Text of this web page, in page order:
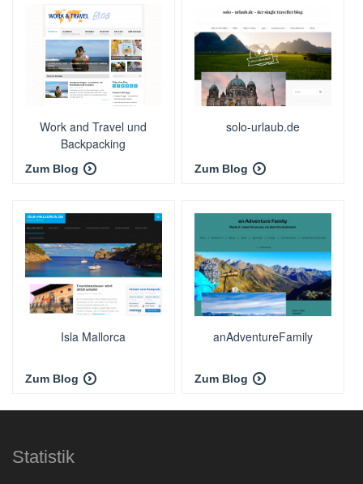
Work and Travel und
Backpacking
Zum Blog
solo-urlaub.de
Zum Blog
Isla Mallorca
Zum Blog
anAdventureFamily
Zum Blog
Statistik